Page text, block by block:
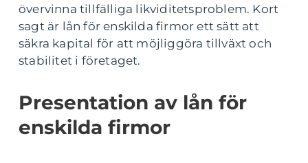
övervinna tillfälliga likviditetsproblem. Kort
sagt är lån för enskilda firmor ett sätt att
säkra kapital för att möjliggöra tillväxt och
stabilitet i företaget.
Presentation av lån för
enskilda firmor